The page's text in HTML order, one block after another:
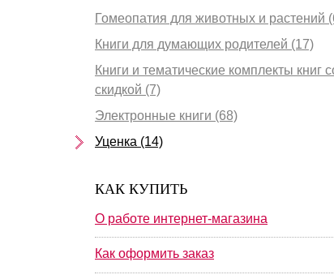
Гомеопатия для животных и растений
Книги для думающих родителей (17)
Книги и тематические комплекты книг
скидкой (7)
Электронные книги (68)
Уценка (14)
КАК КУПИТЬ
О работе интернет-магазина
Как оформить заказ